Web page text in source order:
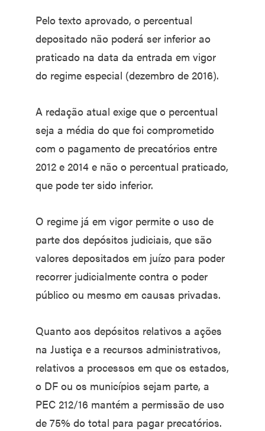
Pelo texto aprovado, o percentual
depositado não poderá ser inferior ao
praticado na data da entrada em vigor
do regime especial (dezembro de 2016).
A redação atual exige que o percentual
seja a média do que foi comprometido
com o pagamento de precatórios entre
2012 e 2014 e não o percentual praticado,
que pode ter sido inferior.
O regime já em vigor permite o uso de
parte dos depósitos judiciais, que são
valores depositados em juízo para poder
recorrer judicialmente contra o poder
público ou mesmo em causas privadas.
Quanto aos depósitos relativos a ações
na Justiça e a recursos administrativos,
relativos a processos em que os estados,
o DF ou os municípios sejam parte, a
PEC 212/16 mantém a permissão de uso
de 75% do total para pagar precatórios.